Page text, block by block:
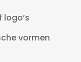
vormen